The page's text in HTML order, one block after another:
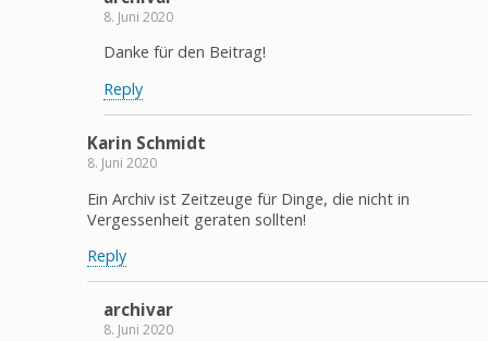
8. Juni 2020
Danke für den Beitrag!
Reply
Karin Schmidt
8. Juni 2020
Ein Archiv ist Zeitzeuge für Dinge, die nicht in
Vergessenheit geraten sollten!
Reply
archivar
8. Juni 2020